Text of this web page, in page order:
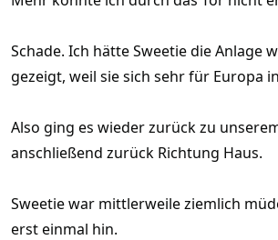
Schade. Ich hätte Sweetie die Anlage
gezeigt, weil sie sich sehr für Europa
Also ging es wieder zurück zu
anschließend zurück Richtung Haus.
Sweetie war mittlerweile ziemlich
erst einmal hin.